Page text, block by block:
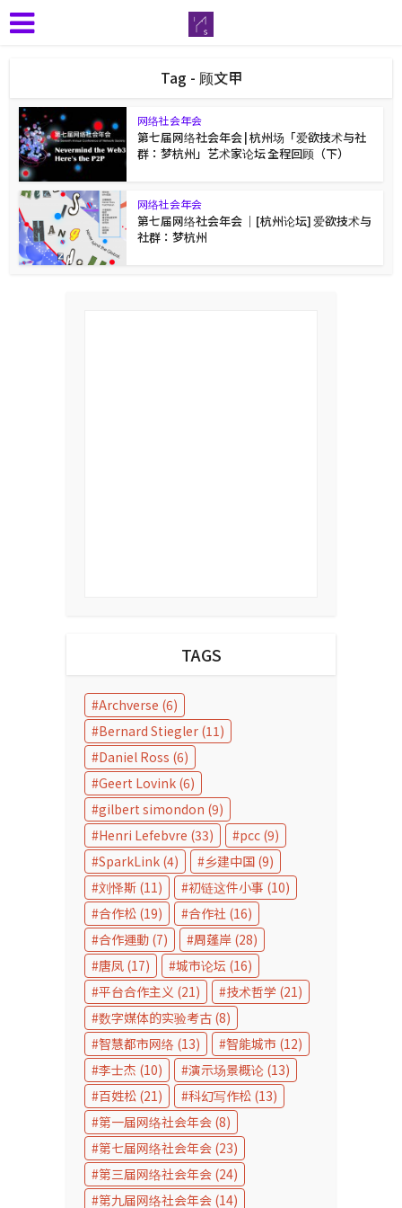
Tag - 顾文甲
网络社会年会
第七届网络社会年会 | 杭州场「爱欲技术与社
群：梦杭州」艺术家论坛 全程回顾（下）
网络社会年会
第七届网络社会年会 ｜[杭州论坛] 爱欲技术与
社群：梦杭州
TAGS
Archverse (6)
Bernard Stiegler (11)
Daniel Ross (6)
Geert Lovink (6)
gilbert simondon (9)
Henri Lefebvre (33) pcc (9)
SparkLink (4) 乡建中国 (9)
刘怿斯 (11) 初链这件小事 (10)
合作松 (19) 合作社 (16)
合作運動 (7) 周蓬岸 (28)
唐凤 (17) 城市论坛 (16)
平台合作主义 (21) 技术哲学 (21)
数字媒体的实验考古 (8)
智慧都市网络 (13) 智能城市 (12)
李士杰 (10) 演示场景概论 (13)
百姓松 (21) 科幻写作松 (13)
第一届网络社会年会 (8)
第七届网络社会年会 (23)
第三届网络社会年会 (24)
第九届网络社会年会 (14)